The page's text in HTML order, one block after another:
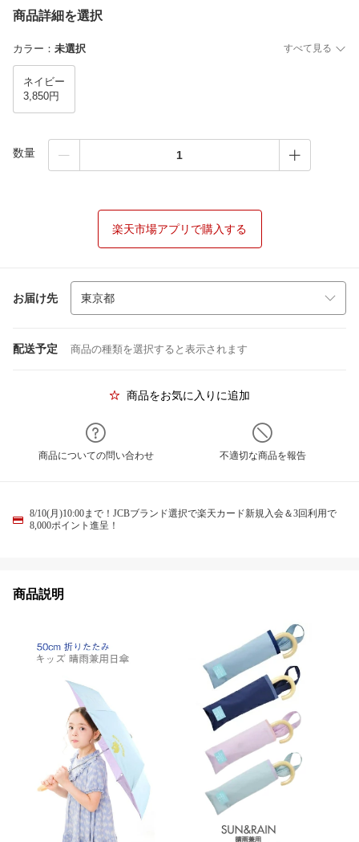
商品詳細を選択
カラー ： 未選択 すべて見る
ネイビー
3,850円
数量
楽天市場アプリで購入する
お届け先
配送予定 商品の種類を選択すると表示されます
商品をお気に入りに追加
商品についての問い合わせ 不適切な商品を報告
8/10(月)10:00まで！JCBブランド選択で楽天カード新規入会＆3回利用で
8,000ポイント進呈！
商品説明